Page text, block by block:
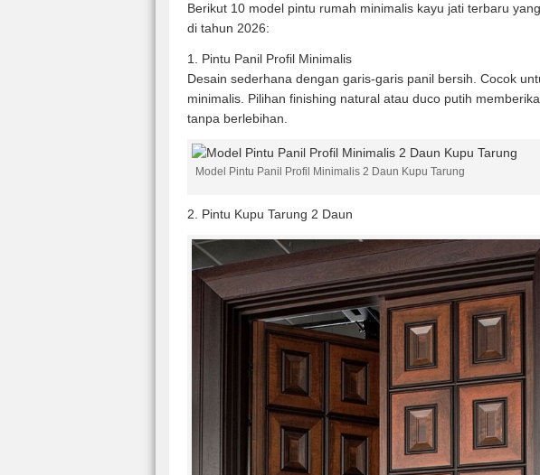
Berikut 10 model pintu rumah minimalis kayu jati terbaru
di tahun 2026:
1. Pintu Panil Profil Minimalis
Desain sederhana dengan garis-garis panil bersih. Cocok
minimalis. Pilihan finishing natural atau duco putih
tanpa berlebihan.
Model Pintu Panil Profil Minimalis 2 Daun Kupu Tarung
2. Pintu Kupu Tarung 2 Daun